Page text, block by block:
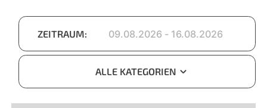
ZEITRAUM:
ALLE KATEGORIEN